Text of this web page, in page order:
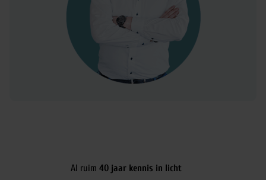
Al ruim 40 jaar kennis in licht